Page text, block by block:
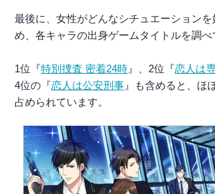
最後に、女性がどんなシチュエーションを
め、各キャラの出身ゲームタイトルを調べ
1位『特別捜査 密着24時』、2位『恋人は
4位の『恋人は公安刑事』も含めると、ほ
占められています。